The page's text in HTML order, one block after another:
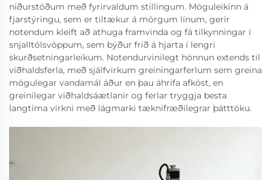
niðurstöðum með fyrirvaldum stillingum. Möguleikinn á
fjarstýringu, sem er tiltækur á mörgum línum, gerir
notendum kleift að athuga framvinda og fá tilkynningar í
snjalltólsvöppum, sem býður frið á hjarta í lengri
skurðsetningarleikum. Notendurvinilegt hönnun extends til
viðhaldsferla, með sjálfvirkum greiningarferlum sem greina
mögulegar vandamál áður en þau áhrifa afköst, en
greinilegar viðhaldsáætlanir og ferlar tryggja besta
langtíma virkni með lágmarki tæknifræðilegrar þátttöku.